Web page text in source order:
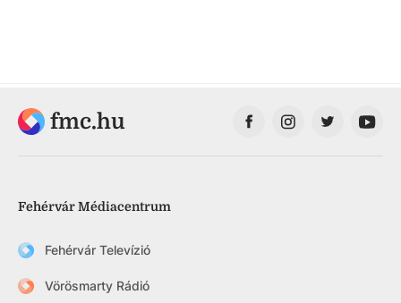
fmc.hu
Fehérvár Médiacentrum
Fehérvár Televízió
Vörösmarty Rádió